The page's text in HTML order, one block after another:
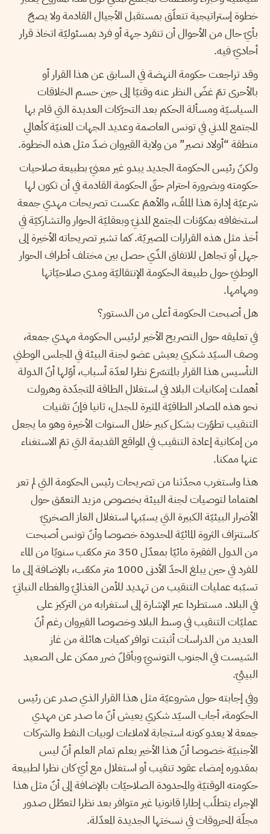
خطوة إستراتيجية تتعلّق بمستقبل الأجيال القادمة ولا يصحّ
بأيّ حال من الأحوال أن تنفرد جهة أو فرد بمسئوليّة اتخاذ قرار
أحاديّ فيه.
وقد تراجعت حكومة النهضة في السابق عن هذا القرار أو
بالأحرى تمّ غضّ النظر عنه وقتيّا إلى حين حسم الخلاقات
السياسيّة ومسألة الحكم بعد التحرّكات العديدة التي قام بها
المجتمع المدني في تونس العاصمة وعديد الجهات المعنيّة كأهالي
منطقة “أولاد نصير” من ولاية القيروان ضدّ مثل هذه الخطوة.
ولكنّ رئيس الحكومة الجديد يبدو غير معنيّ بطبيعة صلاحيات
حكومته وبضرورة احترام حقّ الحكومة القادمة في أن تكون لها
شرعيّة إدارة هذا الملفّ، والأهمّ عكست تصريحات مهدي جمعة
استخفافه بمكوّنات المجتمع المدنيّ وبعقليّة الحوار والتشاركيّة في
أخذ مثل هذه القرارات المصيريّة. كما تشير تصريحاته الأخيرة إلى
جهل أو تجاهل للاتفاق الذّي حصل بين مختلف أطراف الحوار
الوطنيّ حول طبيعة الحكومة الإنتقاليّة ومدى صلاحيّاتها
ومهامها.
هل أصبحت الحكومة أعلى من الدستور؟
في تعليقه حول التصريح الأخير لرئيس الحكومة مهدي جمعة،
وصف السيّد شكري يعيش عضو لجنة البيئة في المجلس الوطني
التأسيس هذا القرار بالمتسّرع نظرا لعدّة أسباب، أوّلها أنّ الدولة
أهملت إمكانيات البلاد في استغلال الطاقة المتجدّدة وهرولت
نحو هذه المصادر الطاقيّة المثيرة للجدل، ثانيا فإنّ تقنيات
التنقيب تطوّرت بشكل كبير خلال السنوات الأخيرة وهو ما يجعل
من إمكانية إعادة التنقيب في المواقع القديمة التي تمّ الاستغناء
عنها ممكنا.
هذا واستغرب محدّثنا من تصريحات رئيس الحكومة التي لم تعر
اهتماما لتوصيات لجنة البيئة بخصوص مزيد التعمّق حول
الأضرار البيئيّة الكبيرة التي يسبّبها استغلال الغاز الصخريّ
كاستنزاف الثروة المائيّة المحدودة خصوصا وأنّ تونس أصبحت
من الدول الفقيرة مائيّا بمعدّل 350 متر مكعّب سنويّا من الماء
للفرد في حين يبلغ الحدّ الأدنى 1000 متر مكعّب، بالإضافة إلى ما
تسبّبه عمليات التنقيب من تهديد للأمن الغذائيّ والغطاء النباتيّ
في البلاد. مستطردا عبر الإشارة إلى استغرابه من التركيز على
عمليّات التنقيب في وسط البلاد وخصوصا القيروان رغم أنّ
العديد من الدراسات أثبتت توافر كميات هائلة من غاز
الشيست في الجنوب التونسيّ وبأقلّ ضرر ممكن على الصعيد
البيئيّ.
وفي إجابته حول مشروعيّة مثل هذا القرار الذي صدر عن رئيس
الحكومة، أجاب السيّد شكري يعيش أنّ ما صدر عن مهدي
جمعة لا يعدو كونه استجابة لاملاءات لوبيات النفط والشركات
الأجنبيّة خصوصا أنّ هذا الأخير يعلم تمام العلم أنّ ليس
بمقدوره إمضاء عقود تنقيب أو استغلال مع أيّ كان نظرا لطبيعة
حكومته الوقتيّة والمحدودة الصلاحيّات بالإضافة إلى أنّ مثل هذا
الإجراء يتطلّب إطارا قانونيا غير متوافر بعد نظرا لتعطّل صدور
مجلّة المحروقات في نسختها الجديدة المعدّلة.